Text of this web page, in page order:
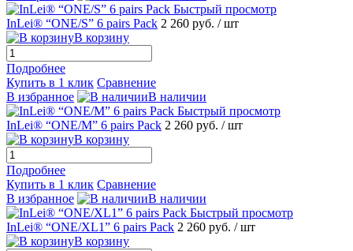
Быстрый просмотр
InLei® “ONE/S” 6 pairs Pack 2 260 руб. / шт
В корзину
Подробнее
Купить в 1 клик Сравнение
В избранное
В наличии
Быстрый просмотр
InLei® “ONE/M” 6 pairs Pack 2 260 руб. / шт
В корзину
Подробнее
Купить в 1 клик Сравнение
В избранное
В наличии
Быстрый просмотр
InLei® “ONE/XL1” 6 pairs Pack 2 260 руб. / шт
В корзину